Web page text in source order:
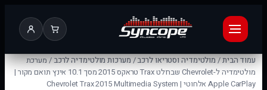
עמוד הבית/מולטימדיה וסטריאו לרכב/מערכות מולטימדיה לרכב/ מערכת
מולטימדיה ל-Chevrolet שברולט Trax טראקס 2015 מסך 10.1 אינץ תואם מקור |
Apple CarPlay אלחוטי | Chevrolet Trax 2015 Multimedia System